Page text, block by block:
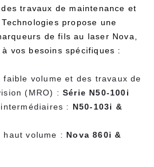
travaux de maintenance et
propose une
de fils au laser Nova,
vos besoins spécifiques :
faible volume et des travaux de
(MRO) : Série N50-100i
: N50-103i &
haut volume : Nova 860i &